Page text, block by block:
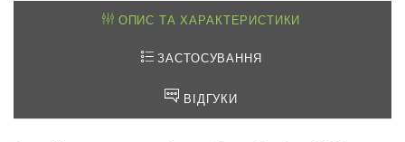
ОПИС ТА ХАРАКТЕРИСТИКИ
ЗАСТОСУВАННЯ
ВІДГУКИ